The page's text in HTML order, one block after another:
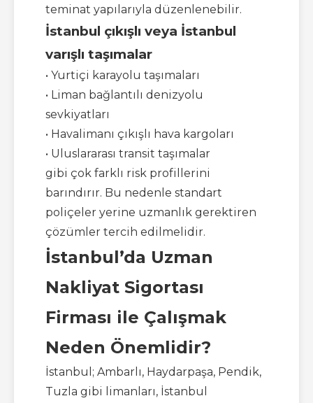
teminat yapılarıyla düzenlenebilir.
İstanbul çıkışlı veya İstanbul
varışlı taşımalar
• Yurtiçi karayolu taşımaları
• Liman bağlantılı denizyolu
sevkiyatları
• Havalimanı çıkışlı hava kargoları
• Uluslararası transit taşımalar
gibi çok farklı risk profillerini
barındırır. Bu nedenle standart
poliçeler yerine uzmanlık gerektiren
çözümler tercih edilmelidir.
İstanbul’da Uzman
Nakliyat Sigortası
Firması ile Çalışmak
Neden Önemlidir?
İstanbul; Ambarlı, Haydarpaşa, Pendik,
Tuzla gibi limanları, İstanbul